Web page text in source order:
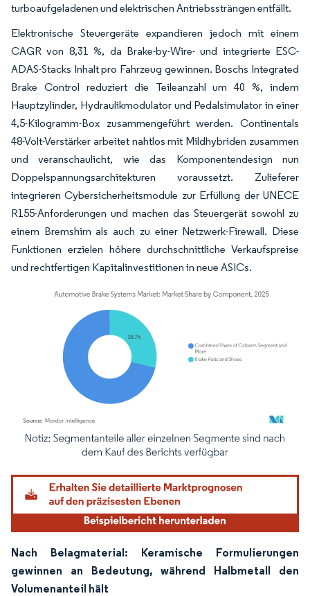
turboaufgeladenen und elektrischen Antriebssträngen entfällt.
Elektronische Steuergeräte expandieren jedoch mit einem
CAGR von 8,31 %, da Brake-by-Wire- und integrierte ESC-
ADAS-Stacks Inhalt pro Fahrzeug gewinnen. Boschs Integrated
Brake Control reduziert die Teileanzahl um 40 %, indem
Hauptzylinder, Hydraulikmodulator und Pedalsimulator in einer
4,5-Kilogramm-Box zusammengeführt werden. Continentals
48-Volt-Verstärker arbeitet nahtlos mit Mildhybriden zusammen
und veranschaulicht, wie das Komponentendesign nun
Doppelspannungsarchitekturen voraussetzt. Zulieferer
integrieren Cybersicherheitsmodule zur Erfüllung der UNECE
R155-Anforderungen und machen das Steuergerät sowohl zu
einem Bremshirn als auch zu einer Netzwerk-Firewall. Diese
Funktionen erzielen höhere durchschnittliche Verkaufspreise
und rechtfertigen Kapitalinvestitionen in neue ASICs.
Bild © Mordor Intelligence. Wiederverwendung erfordert Namensnennung
Nach Belagmaterial: Keramische Formulierungen
gewinnen an Bedeutung, während Halbmetall den
Volumenanteil hält